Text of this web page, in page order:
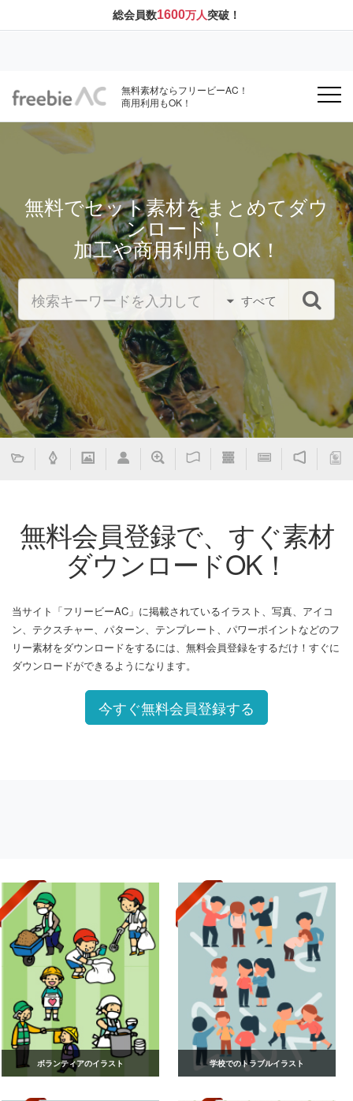
総会員数1600万人突破！
無料素材ならフリービーAC！
商用利用もOK！
無料でセット素材をまとめてダウ
ンロード！
加工や商用利用もOK！
すべて
無料会員登録で、すぐ素材
ダウンロードOK！
当サイト「フリービーAC」に掲載されているイラスト、写真、アイコ
ン、テクスチャー、パターン、テンプレート、パワーポイントなどのフ
リー素材をダウンロードをするには、無料会員登録をするだけ！すぐに
ダウンロードができるようになります。
今すぐ無料会員登録する
ボランティアのイラスト 学校でのトラブルイラスト